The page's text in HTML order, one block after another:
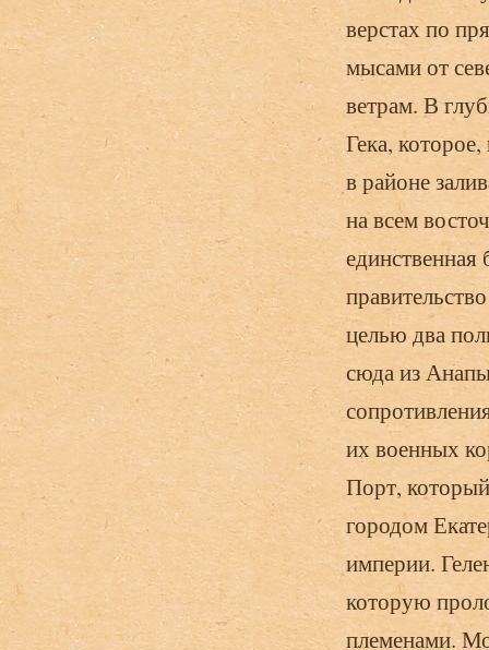
верстах по
мысами от
ветрам. В
Гека,
в районе
на всем
целью два
сюда из Анапы
их военных
Порт,
городом
империи.
которую
племенами.